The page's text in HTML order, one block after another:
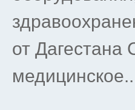
от Дагестана